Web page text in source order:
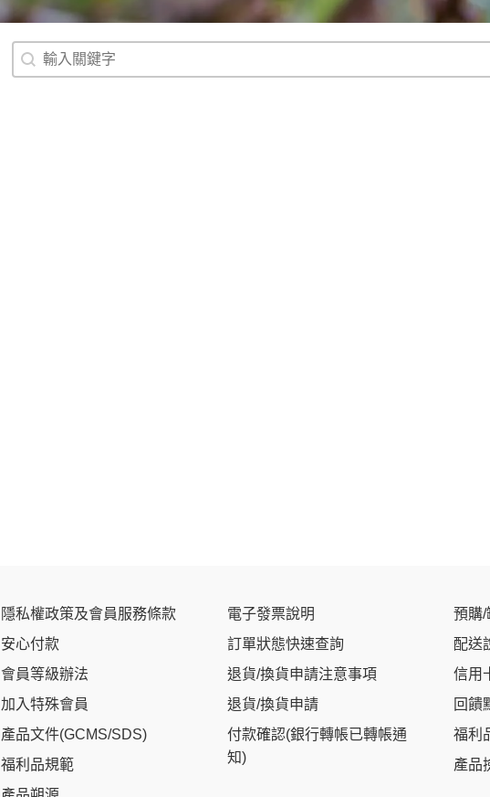
搜尋
Search content
隱私權政策及會員服務條款
安心付款
會員等級辦法
加入特殊會員
產品文件(GCMS/SDS)
福利品規範
電子發票說明
訂單狀態快速查詢
退貨/換貨申請注意事項
退貨/換貨申請
付款確認(銀行轉帳已轉帳通
知)
預購/
配送
信用
回饋
福利
產品